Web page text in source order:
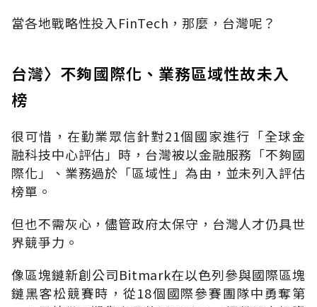
當各地戰略性投入FinTech，那麼，台灣呢？
台灣〉不夠國際化、業務區域性故未入
榜
很可惜，在勤業眾信針對21個國家進行「全球金
融科技中心評估」時，台灣被以金融服務「不夠國
際化」、業務過於「區域性」為由，並未列入評估
榜單。
但也不需灰心，儘管政府太保守，台灣人才仍具世
界競爭力。
像區塊鏈新創公司Bitmark在以色列參與國際區塊
鏈黑客松競賽時，從18個國際參賽團隊中勇奪第